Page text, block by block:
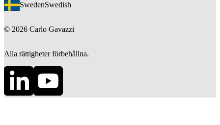
SwedenSwedish
© 2026 Carlo Gavazzi
Alla rättigheter förbehållna.